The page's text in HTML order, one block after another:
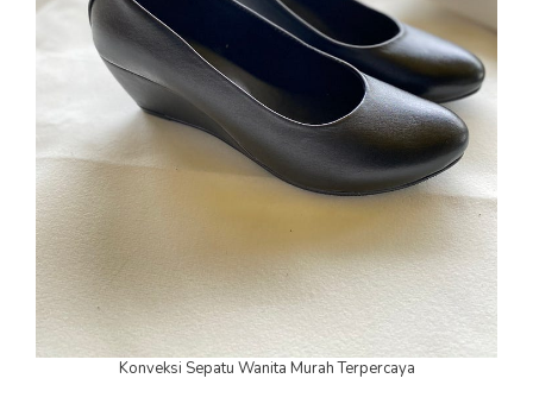
Konveksi Sepatu Wanita Murah Terpercaya